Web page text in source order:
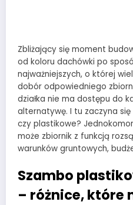
Zbliżający się moment
od koloru dachówki po
najważniejszych, o której
dobór odpowiedniego
działka nie ma dostępu do
alternatywę. I tu zaczyna
czy plastikowe?
może zbiornik z funkcją
warunków gruntowych,
Szambo
– różnice, które